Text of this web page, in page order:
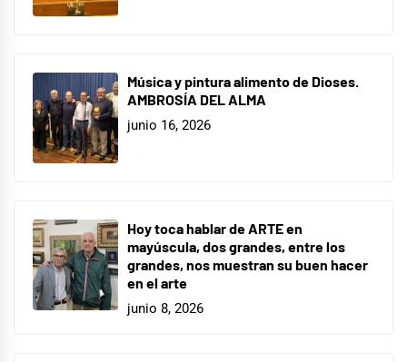
Música y pintura alimento de Dioses.
AMBROSÍA DEL ALMA
junio 16, 2026
Hoy toca hablar de ARTE en
mayúscula, dos grandes, entre los
grandes, nos muestran su buen hacer
en el arte
junio 8, 2026